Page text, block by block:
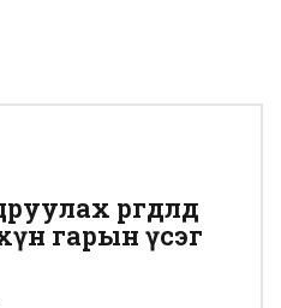
өргөдөлд
гарын үсэг